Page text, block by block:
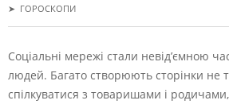
➤ ГОРОСКОПИ
Соціальні мережі стали невід’ємною
людей. Багато створюють сторінки не
спілкуватися з товаришами і